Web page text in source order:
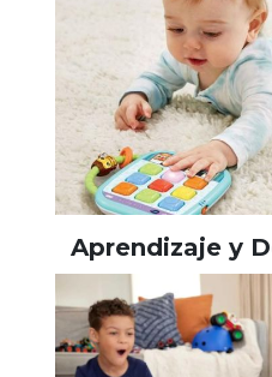
Aprendizaje y